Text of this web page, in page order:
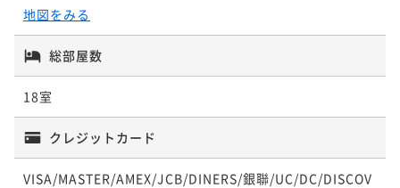
地図をみる
総部屋数
18室
クレジットカード
VISA/MASTER/AMEX/JCB/DINERS/銀聯/UC/DC/DISCOV